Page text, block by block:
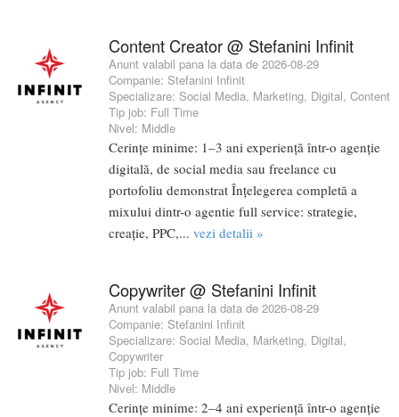
Content Creator @ Stefanini Infinit
Anunt valabil pana la data de 2026-08-29
Companie: Stefanini Infinit
Specializare: Social Media, Marketing, Digital, Content
Tip job: Full Time
Nivel: Middle
Cerințe minime: 1–3 ani experiență într-o agenție
digitală, de social media sau freelance cu
portofoliu demonstrat Înțelegerea completă a
mixului dintr-o agentie full service: strategie,
creație, PPC,... vezi detalii »
Copywriter @ Stefanini Infinit
Anunt valabil pana la data de 2026-08-29
Companie: Stefanini Infinit
Specializare: Social Media, Marketing, Digital,
Copywriter
Tip job: Full Time
Nivel: Middle
Cerințe minime: 2–4 ani experiență într-o agenție